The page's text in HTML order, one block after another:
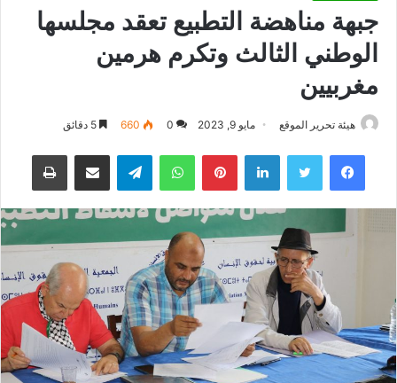
جبهة مناهضة التطبيع تعقد مجلسها
الوطني الثالث وتكرم هرمين
مغربيين
هيئة تحرير الموقع مايو 9, 2023 0
660
فيسبوك تويتر لينكدإن بينتيريستواتساب تيلقرام مشاركة عبر البريد طباعة